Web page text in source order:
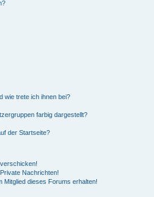
wie trete ich ihnen bei?
farbig dargestellt?
der Startseite?
Nachrichten!
Mitglied dieses Forums erhalten!